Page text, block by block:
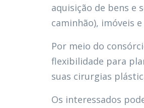
aquisição de bens e
caminhão), imóveis
Por meio do
flexibilidade para
suas cirurgias
Os interessados